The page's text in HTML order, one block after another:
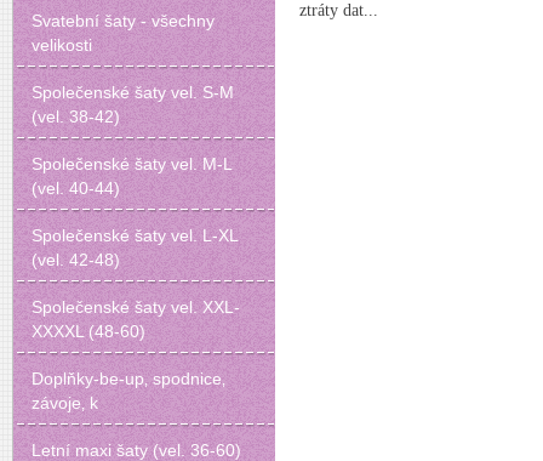
ztráty dat...
Svatební šaty - všechny
velikosti
Společenské šaty vel. S-M
(vel. 38-42)
Společenské šaty vel. M-L
(vel. 40-44)
Společenské šaty vel. L-XL
(vel. 42-48)
Společenské šaty vel. XXL-
XXXXL (48-60)
Doplňky-be-up‚ spodnice‚
závoje‚ k
Letní maxi šaty (vel. 36-60)